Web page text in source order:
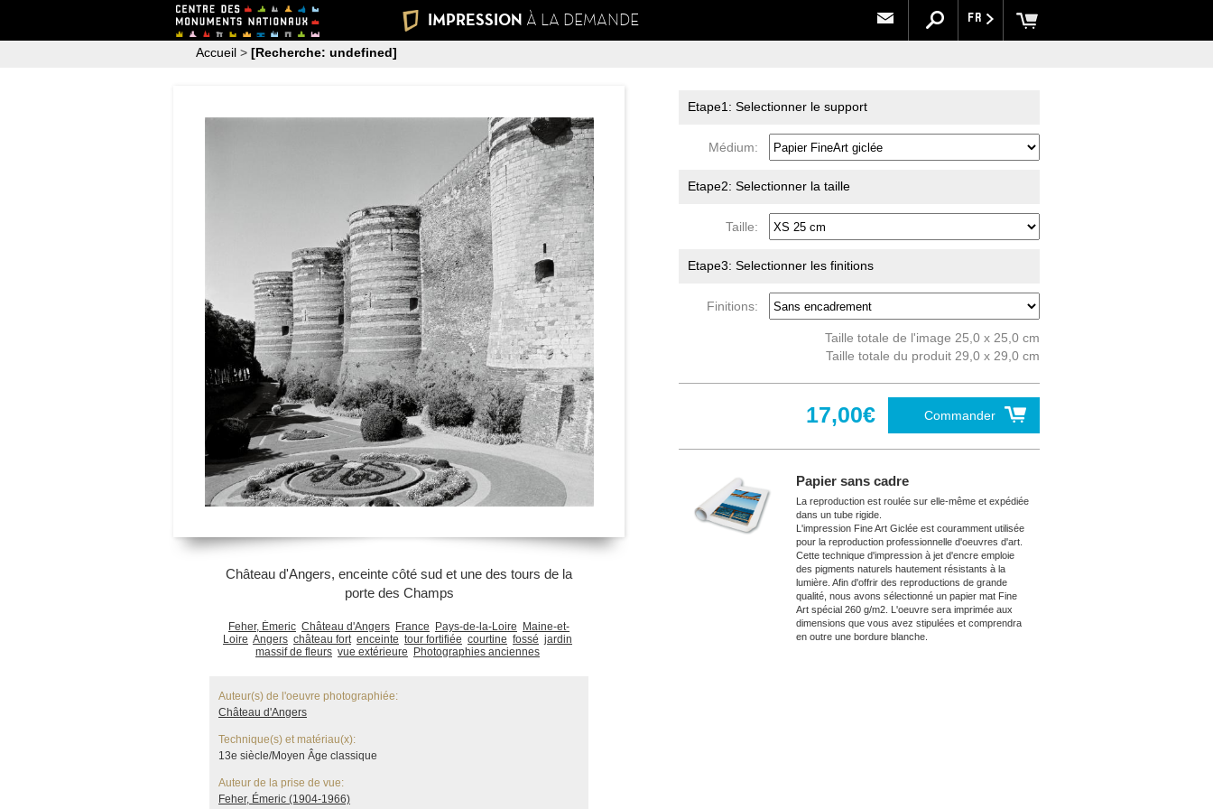
FR
IMPRESSION À LA DEMANDE
Accueil > [Recherche: undefined]
Château d'Angers, enceinte côté sud et une des tours de la
porte des Champs
Feher, Émeric Château d'Angers France Pays-de-la-Loire
Maine-et-
Loire Angers château fort enceinte tour fortifiée courtine fossé jardin
massif de fleurs vue extérieure Photographies anciennes
Auteur(s) de l'oeuvre photographiée:
Château d'Angers
Technique(s) et matériau(x):
13e siècle/Moyen Âge classique
Auteur de la prise de vue:
Feher, Émeric (1904-1966)
Etape1: Selectionner le support
Médium:
Etape2: Selectionner la taille
Taille:
Etape3: Selectionner les finitions
Finitions:
Taille totale de l'image 25,0 x 25,0 cm
Taille totale du produit 29,0 x 29,0 cm
Commander
17,00€
Papier sans cadre
La reproduction est roulée sur elle-même et expédiée
dans un tube rigide.
L'impression Fine Art Giclée est couramment utilisée
pour la reproduction professionnelle d'oeuvres d'art.
Cette technique d'impression à jet d'encre emploie
des pigments naturels hautement résistants à la
lumière. Afin d'offrir des reproductions de grande
qualité, nous avons sélectionné un papier mat Fine
Art spécial 260 g/m2. L'oeuvre sera imprimée aux
dimensions que vous avez stipulées et comprendra
en outre une bordure blanche.